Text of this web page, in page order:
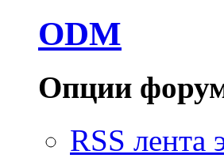
ODM
Опции
RSS лента